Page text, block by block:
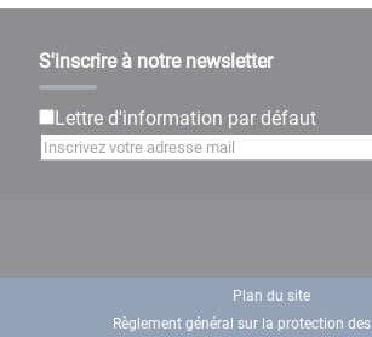
S'inscrire à notre newsletter
Lettre d'information par défaut
Plan du site
Règlement général sur la protection